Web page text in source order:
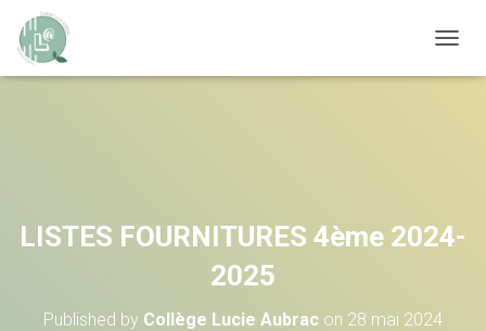
LISTES FOURNITURES 4ème 2024-
2025
Published by Collège Lucie Aubrac on 28 mai 2024